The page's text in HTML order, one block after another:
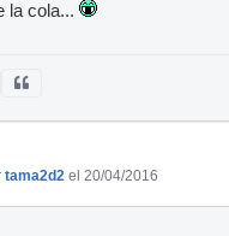
la cola...
tama2d2 el 20/04/2016